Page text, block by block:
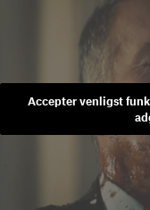
Accepter venligst